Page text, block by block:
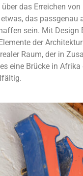
das Erreichen
das
sein. Mit Design
der
Raum, der in
eine Brücke in